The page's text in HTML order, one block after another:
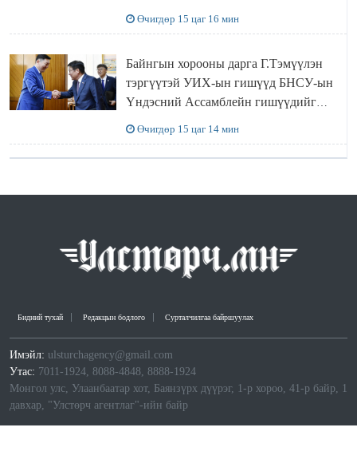
Өчигдөр 15 цаг 16 мин
Байнгын хорооны дарга Г.Тэмүүлэн
тэргүүтэй УИХ-ын гишүүд БНСУ-ын
Үндэсний Ассамблейн гишүүдийг
хүлээн авч уулзав
Өчигдөр 15 цаг 14 мин
Бидний тухай Редакцын бодлого Сурталчилгаа байршуулах
Имэйл: ulsturchagency@gmail.com
Утас: 7011-1924, 8088-4848, 8888-1924
Монгол улс, Улаанбаатар хот, Баянзүрх дүүрэг, 1-р хороо, 41-р байр, 1
давхар, "Улстөрч агентлаг"-ийн байр